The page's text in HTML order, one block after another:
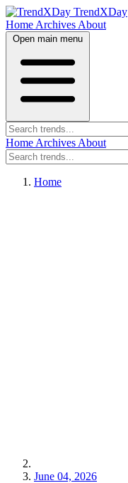
TrendXDay
Home Archives About
Open main menu
Home Archives About
Home
June 04, 2026